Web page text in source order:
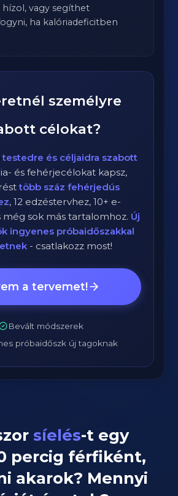
hízol, vagy segíthet
ha kalóriadeficitben
személyre
célokat?
testedre és céljaidra szabott
és fehérjecélokat kapsz,
több száz fehérjedús
, 12 edzéstervhez, 10+ e-
még sok más tartalomhoz. Új
ingyenes próbaidőszakkal
- csatlakozz most!
a tervemet!
Bevált módszerek
próbaidőszk új tagoknak
síelés-t egy
percig férfiként,
akarok? Mennyi